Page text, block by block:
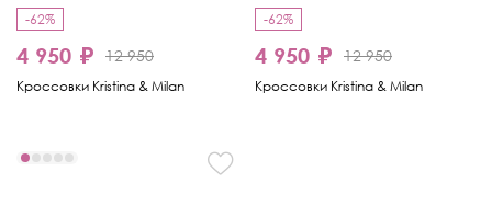
-62%
4 950 ₽ 12 950
Кроссовки Kristina & Milan
-62%
4 950 ₽ 12 950
Кроссовки Kristina & Milan